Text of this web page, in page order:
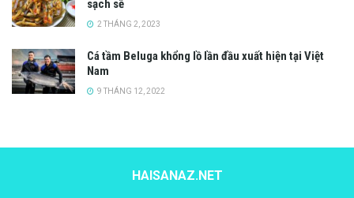
sạch sẽ
2 THÁNG 2, 2023
Cá tầm Beluga khổng lồ lần đầu xuất hiện tại Việt
Nam
9 THÁNG 12, 2022
HAISANAZ.NET